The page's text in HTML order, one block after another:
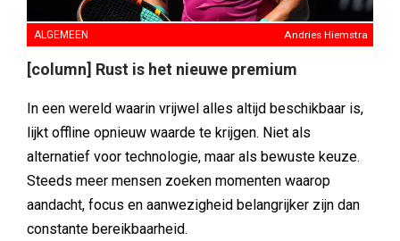
ALGEMEEN Andries Hiemstra
[column] Rust is het nieuwe premium
In een wereld waarin vrijwel alles altijd beschikbaar is,
lijkt offline opnieuw waarde te krijgen. Niet als
alternatief voor technologie, maar als bewuste keuze.
Steeds meer mensen zoeken momenten waarop
aandacht, focus en aanwezigheid belangrijker zijn dan
constante bereikbaarheid.